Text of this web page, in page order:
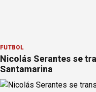
FÚTBOL
Nicolás Serantes se
Santamarina